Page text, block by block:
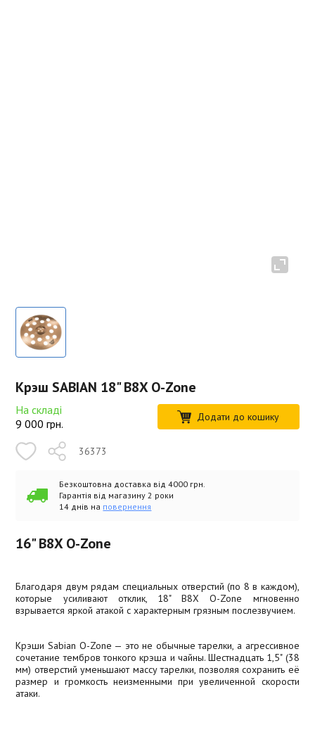
Крэш SABIAN 18" B8X O-Zone
На складі
9 000 грн. Додати до кошику
36373
Безкоштовна доставка від 4000 грн.
Гарантія від магазину 2 роки
14 днів на повернення
16" B8X O-Zone
Благодаря двум рядам специальных отверстий (по 8 в каждом),
которые усиливают отклик, 18" B8X O-Zone мгновенно
взрывается яркой атакой с характерным грязным послезвучием.
Крэши Sabian O-Zone — это не обычные тарелки, а агрессивное
сочетание тембров тонкого крэша и чайны. Шестнадцать 1,5" (38
мм) отверстий уменьшают массу тарелки, позволяя сохранить её
размер и громкость неизменными при увеличенной скорости
атаки.